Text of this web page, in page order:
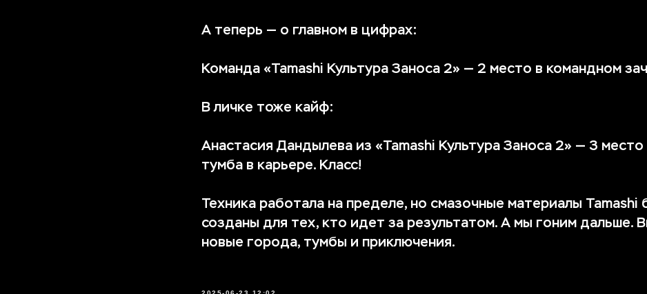
А теперь — о главном в цифрах:
Команда «Tamashi Культура Заноса 2» — 2 место в командном
В личке тоже кайф:
Анастасия Дандылева из «Tamashi Культура Заноса 2» — 3 место
тумба в карьере. Класс!
Техника работала на пределе, но смазочные материалы Tamashi
созданы для тех, кто идет за результатом. А мы гоним дальше.
новые города, тумбы и приключения.